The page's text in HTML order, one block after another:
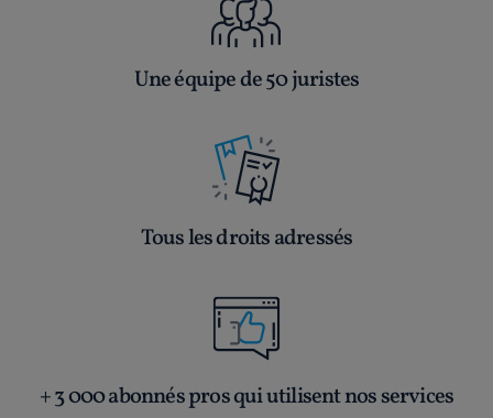
Une équipe de 50 juristes
Tous les droits adressés
+ 3 000 abonnés pros qui utilisent nos services